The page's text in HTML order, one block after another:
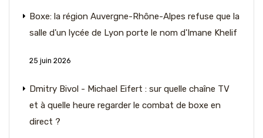
Boxe: la région Auvergne-Rhône-Alpes refuse que la
salle d'un lycée de Lyon porte le nom d'Imane Khelif
25 juin 2026
Dmitry Bivol - Michael Eifert : sur quelle chaîne TV
et à quelle heure regarder le combat de boxe en
direct ?